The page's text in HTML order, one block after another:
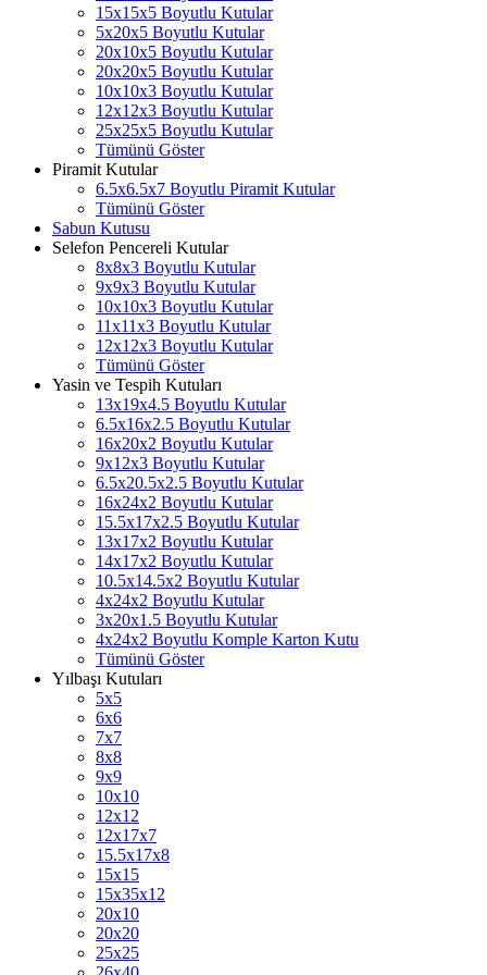
15x15x5 Boyutlu Kutular
5x20x5 Boyutlu Kutular
20x10x5 Boyutlu Kutular
20x20x5 Boyutlu Kutular
10x10x3 Boyutlu Kutular
12x12x3 Boyutlu Kutular
25x25x5 Boyutlu Kutular
Tümünü Göster
Piramit Kutular
6.5x6.5x7 Boyutlu Piramit Kutular
Tümünü Göster
Sabun Kutusu
Selefon Pencereli Kutular
8x8x3 Boyutlu Kutular
9x9x3 Boyutlu Kutular
10x10x3 Boyutlu Kutular
11x11x3 Boyutlu Kutular
12x12x3 Boyutlu Kutular
Tümünü Göster
Yasin ve Tespih Kutuları
13x19x4.5 Boyutlu Kutular
6.5x16x2.5 Boyutlu Kutular
16x20x2 Boyutlu Kutular
9x12x3 Boyutlu Kutular
6.5x20.5x2.5 Boyutlu Kutular
16x24x2 Boyutlu Kutular
15.5x17x2.5 Boyutlu Kutular
13x17x2 Boyutlu Kutular
14x17x2 Boyutlu Kutular
10.5x14.5x2 Boyutlu Kutular
4x24x2 Boyutlu Kutular
3x20x1.5 Boyutlu Kutular
4x24x2 Boyutlu Komple Karton Kutu
Tümünü Göster
Yılbaşı Kutuları
5x5
6x6
7x7
8x8
9x9
10x10
12x12
12x17x7
15.5x17x8
15x15
15x35x12
20x10
20x20
25x25